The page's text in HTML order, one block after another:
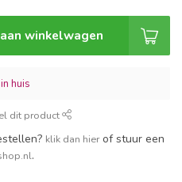
winkelwagen
huis
dit product
klik dan hierof stuur een
.